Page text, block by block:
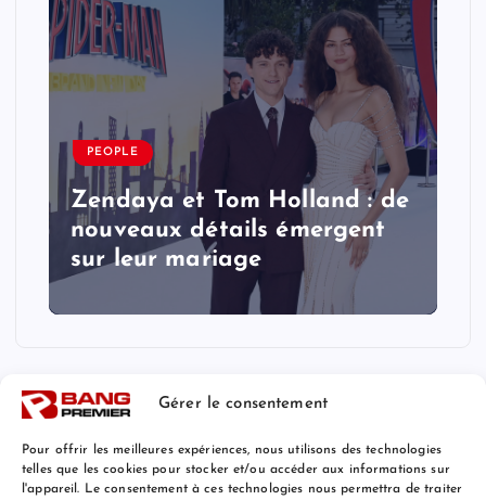
Gérer le consentement
Pour offrir les meilleures expériences, nous utilisons des technologies
telles que les cookies pour stocker et/ou accéder aux informations sur
l'appareil. Le consentement à ces technologies nous permettra de traiter
PEOPLE
Zendaya et Tom Holland : de
nouveaux détails émergent
sur leur mariage
Mentions Légales